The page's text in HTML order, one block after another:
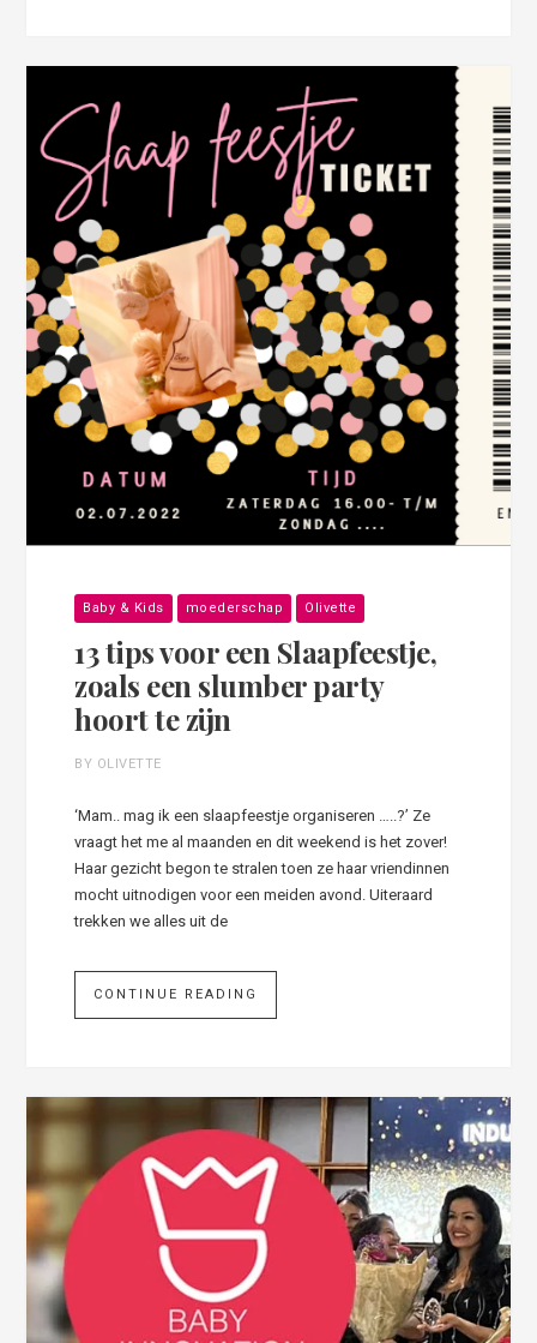
Baby & Kids moederschap Olivette
13 tips voor een Slaapfeestje,
zoals een slumber party
hoort te zijn
BY OLIVETTE
‘Mam.. mag ik een slaapfeestje organiseren …..?’ Ze
vraagt het me al maanden en dit weekend is het zover!
Haar gezicht begon te stralen toen ze haar vriendinnen
mocht uitnodigen voor een meiden avond. Uiteraard
trekken we alles uit de
CONTINUE READING